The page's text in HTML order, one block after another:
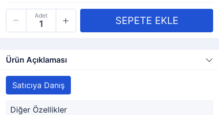
Adet
Ürün Açıklaması
Satıcıya Danış
Diğer Özellikler